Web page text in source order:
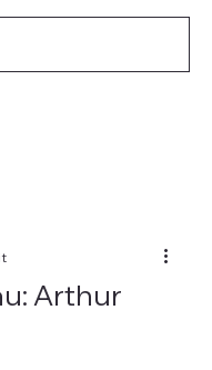
Arthur